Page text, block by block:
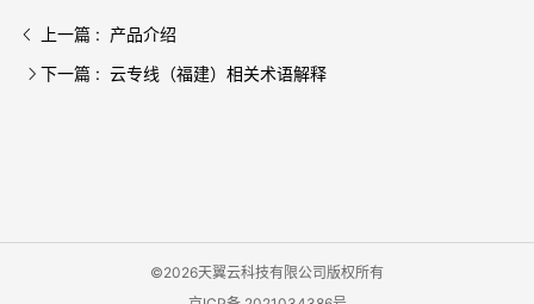
上一篇 : 产品介绍
下一篇 : 云专线（福建）相关术语解释
©2026天翼云科技有限公司版权所有